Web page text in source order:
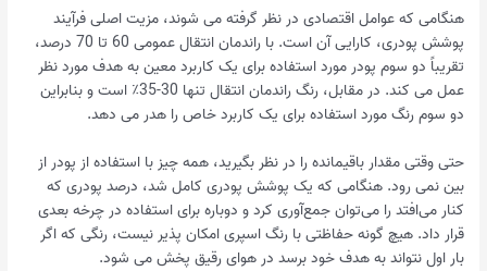
هنگامی که عوامل اقتصادی در نظر گرفته می شوند، مزیت اصلی فرآیند
پوشش پودری، کارایی آن است. با راندمان انتقال عمومی 60 تا 70 درصد،
تقریباً دو سوم پودر مورد استفاده برای یک کاربرد معین به هدف مورد نظر
عمل می کند. در مقابل، رنگ راندمان انتقال تنها 30-35٪ است و بنابراین
دو سوم رنگ مورد استفاده برای یک کاربرد خاص را هدر می دهد.
حتی وقتی مقدار باقیمانده را در نظر بگیرید، همه چیز با استفاده از پودر از
بین نمی رود. هنگامی که یک پوشش پودری کامل شد، درصد پودری که
کنار می‌افتد را می‌توان جمع‌آوری کرد و دوباره برای استفاده در چرخه بعدی
قرار داد. هیچ گونه حفاظتی با رنگ اسپری امکان پذیر نیست، رنگی که اگر
بار اول نتواند به هدف خود برسد در هوای رقیق پخش می شود.